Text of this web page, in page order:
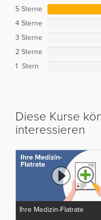
5 Sterne
4 Sterne
3 Sterne
2 Sterne
1 Stern
Diese Kurse
interessieren
Ihre Medizin-Flatrate